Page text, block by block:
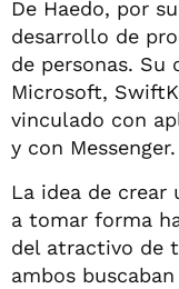
De Haedo, por
desarrollo de
de personas. Su
Microsoft,
vinculado con
y con Messenger.
La idea de crear
a tomar forma
del atractivo de
ambos